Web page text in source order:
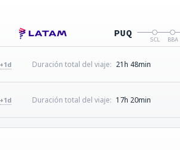
PUQ
SCL BBA
+1d Duración total del viaje: 21h 48min
+1d Duración total del viaje: 17h 20min